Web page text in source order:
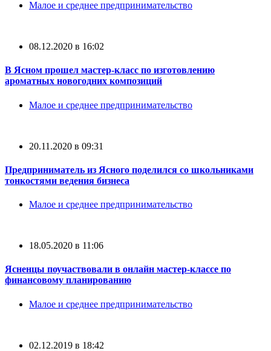
Малое и среднее предпринимательство
08.12.2020 в 16:02
В Ясном прошел мастер-класс по изготовлению
ароматных новогодних композиций
Малое и среднее предпринимательство
20.11.2020 в 09:31
Предприниматель из Ясного поделился со школьниками
тонкостями ведения бизнеса
Малое и среднее предпринимательство
18.05.2020 в 11:06
Ясненцы поучаствовали в онлайн мастер-классе по
финансовому планированию
Малое и среднее предпринимательство
02.12.2019 в 18:42